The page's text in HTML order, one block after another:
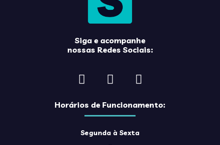
Siga e acompanhe
nossas Redes Sociais:
Horários de Funcionamento:
Segunda à Sexta